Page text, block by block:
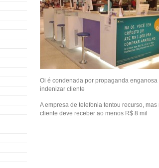
Oi é condenada por propaganda enganosa
indenizar cliente
A empresa de telefonia tentou recurso,
cliente deve receber ao menos R$ 8 mil